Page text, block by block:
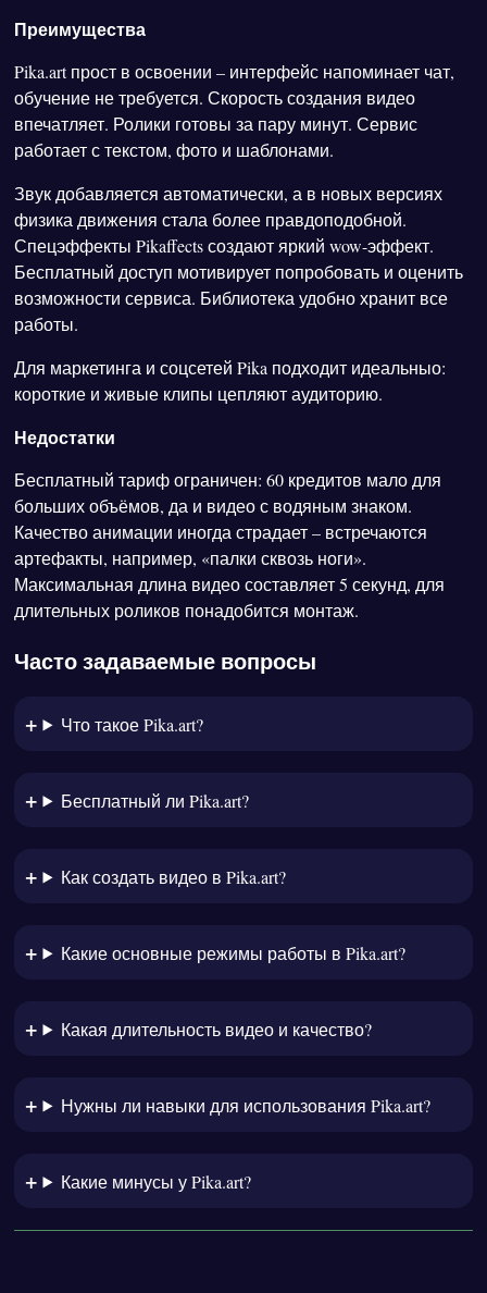
Преимущества
Pika.art прост в освоении – интерфейс напоминает чат,
обучение не требуется. Скорость создания видео
впечатляет. Ролики готовы за пару минут. Сервис
работает с текстом, фото и шаблонами.
Звук добавляется автоматически, а в новых версиях
физика движения стала более правдоподобной.
Спецэффекты Pikaffects создают яркий wow-эффект.
Бесплатный доступ мотивирует попробовать и оценить
возможности сервиса. Библиотека удобно хранит все
работы.
Для маркетинга и соцсетей Pika подходит идеальныо:
короткие и живые клипы цепляют аудиторию.
Недостатки
Бесплатный тариф ограничен: 60 кредитов мало для
больших объёмов, да и видео с водяным знаком.
Качество анимации иногда страдает – встречаются
артефакты, например, «палки сквозь ноги».
Максимальная длина видео составляет 5 секунд, для
длительных роликов понадобится монтаж.
Часто задаваемые вопросы
Что такое Pika.art?
Бесплатный ли Pika.art?
Как создать видео в Pika.art?
Какие основные режимы работы в Pika.art?
Какая длительность видео и качество?
Нужны ли навыки для использования Pika.art?
Какие минусы у Pika.art?